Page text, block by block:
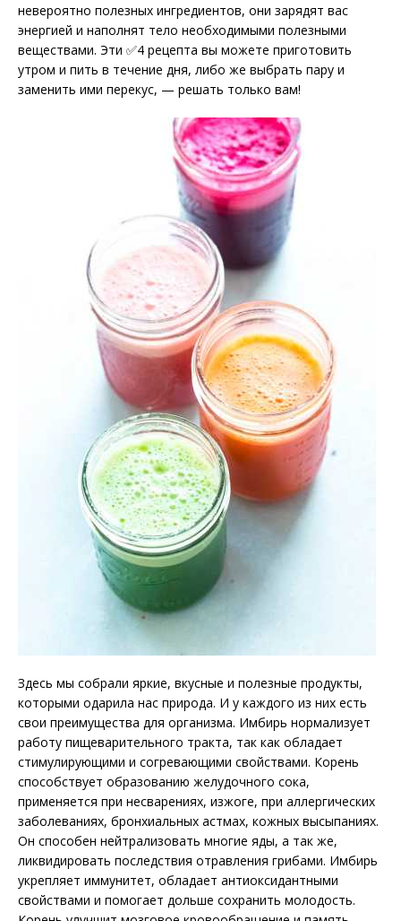
невероятно полезных ингредиентов, они зарядят вас
энергией и наполнят тело необходимыми полезными
веществами. Эти ✅4 рецепта вы можете приготовить
утром и пить в течение дня, либо же выбрать пару и
заменить ими перекус, — решать только вам!
Здесь мы собрали яркие, вкусные и полезные продукты,
которыми одарила нас природа. И у каждого из них есть
свои преимущества для организма. Имбирь нормализует
работу пищеварительного тракта, так как обладает
стимулирующими и согревающими свойствами. Корень
способствует образованию желудочного сока,
применяется при несварениях, изжоге, при аллергических
заболеваниях, бронхиальных астмах, кожных высыпаниях.
Он способен нейтрализовать многие яды, а так же,
ликвидировать последствия отравления грибами. Имбирь
укрепляет иммунитет, обладает антиоксидантными
свойствами и помогает дольше сохранить молодость.